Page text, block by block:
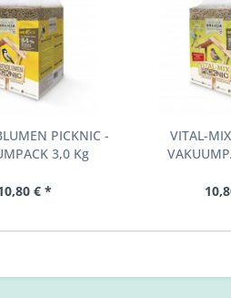
PICKNIC -
3,0 Kg
€ *
VITAL-